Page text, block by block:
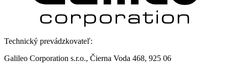
Technický prevádzkovateľ:
Galileo Corporation s.r.o., Čierna Voda 468, 925 06